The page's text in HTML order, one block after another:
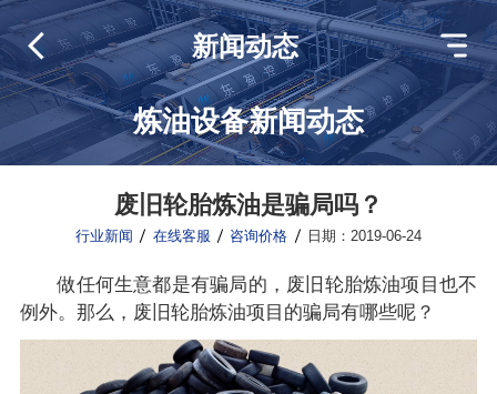
炼油设备新闻动态
新闻动态
废旧轮胎炼油是骗局吗？
行业新闻 在线客服 咨询价格 日期：2019-06-24
做任何生意都是有骗局的，废旧轮胎炼油项目也不
例外。那么，废旧轮胎炼油项目的骗局有哪些呢？